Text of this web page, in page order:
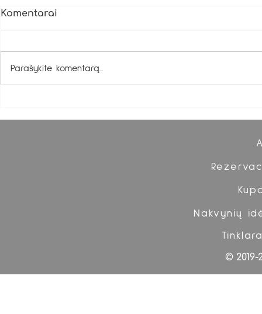
Komentarai
Parašykite komentarą...
Nakvynių
©